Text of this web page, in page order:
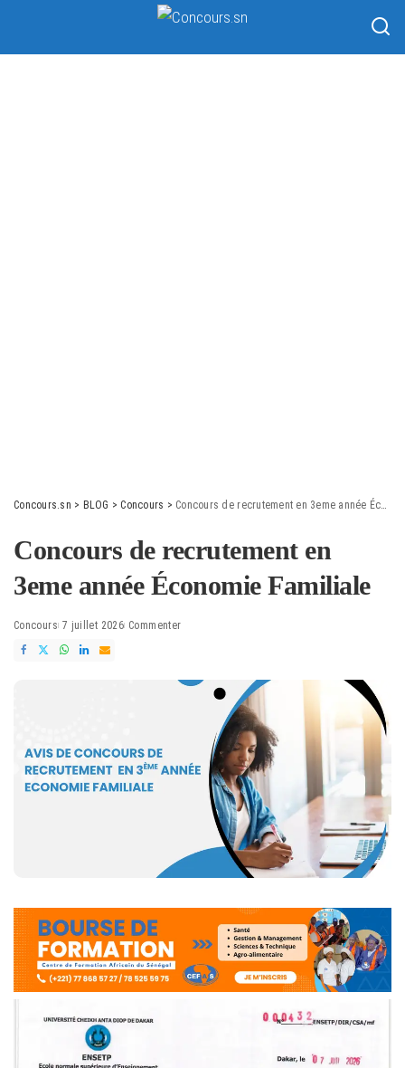
Concours.sn > BLOG > Concours > Concours de recrutement en 3eme année Économie Familiale
Concours de recrutement en
3eme année Économie Familiale
Concours 7 juillet 2026 Commenter